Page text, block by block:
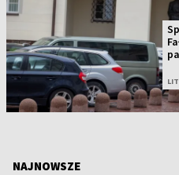
NAJNOWSZE